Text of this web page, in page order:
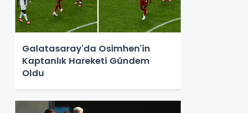
Galatasaray'da Osimhen'in
Kaptanlık Hareketi Gündem
Oldu